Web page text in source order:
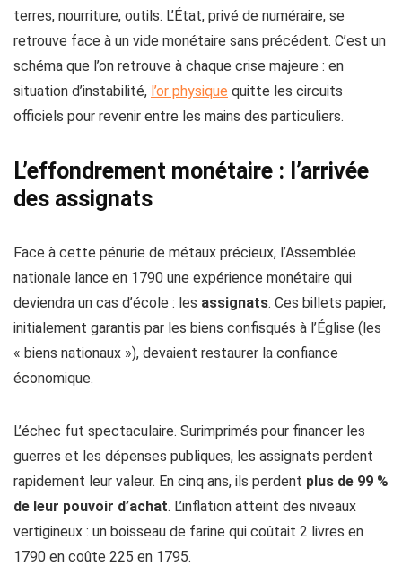
terres, nourriture, outils. L’État, privé de numéraire, se
retrouve face à un vide monétaire sans précédent. C’est un
schéma que l’on retrouve à chaque crise majeure : en
situation d’instabilité, l’or physique quitte les circuits
officiels pour revenir entre les mains des particuliers.
L’effondrement monétaire : l’arrivée
des assignats
Face à cette pénurie de métaux précieux, l’Assemblée
nationale lance en 1790 une expérience monétaire qui
deviendra un cas d’école : les assignats. Ces billets papier,
initialement garantis par les biens confisqués à l’Église (les
« biens nationaux »), devaient restaurer la confiance
économique.
L’échec fut spectaculaire. Surimprimés pour financer les
guerres et les dépenses publiques, les assignats perdent
rapidement leur valeur. En cinq ans, ils perdent plus de 99 %
de leur pouvoir d’achat. L’inflation atteint des niveaux
vertigineux : un boisseau de farine qui coûtait 2 livres en
1790 en coûte 225 en 1795.